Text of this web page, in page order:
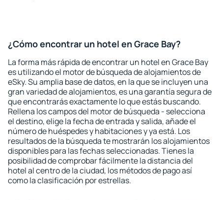
¿Cómo encontrar un hotel en Grace Bay?
La forma más rápida de encontrar un hotel en Grace Bay
es utilizando el motor de búsqueda de alojamientos de
eSky. Su amplia base de datos, en la que se incluyen una
gran variedad de alojamientos, es una garantía segura de
que encontrarás exactamente lo que estás buscando.
Rellena los campos del motor de búsqueda - selecciona
el destino, elige la fecha de entrada y salida, añade el
número de huéspedes y habitaciones y ya está. Los
resultados de la búsqueda te mostrarán los alojamientos
disponibles para las fechas seleccionadas. Tienes la
posibilidad de comprobar fácilmente la distancia del
hotel al centro de la ciudad, los métodos de pago así
como la clasificación por estrellas.